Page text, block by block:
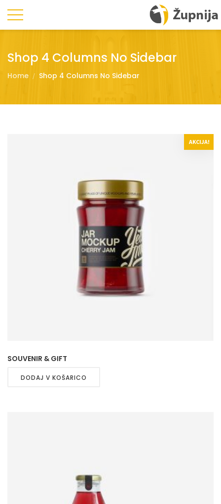
Shop 4 Columns No Sidebar
Home Shop 4 Columns No Sidebar
AKCIJA!
SOUVENIR & GIFT
DODAJ V KOŠARICO